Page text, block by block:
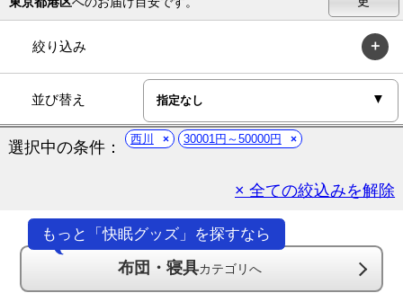
絞り込み
並び替え
選択中の条件： 西川 30001円～50000円
× 全ての絞込みを解除
もっと「快眠グッズ」を探すなら
布団・寝具カテゴリへ